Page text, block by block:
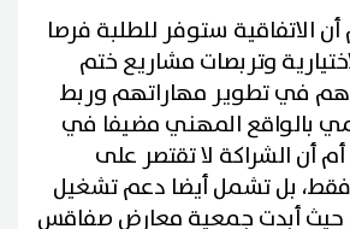
الاتفاقية ستوفر للطلبة فرصا
وتربصات مشاريع ختم
في تطوير مهاراتهم وربط
بالواقع المهني مضيفا في
أن الشراكة لا تقتصر على
فقط، بل تشمل أيضا دعم تشغيل
حيث أبدت جمعية معارض صفاقس